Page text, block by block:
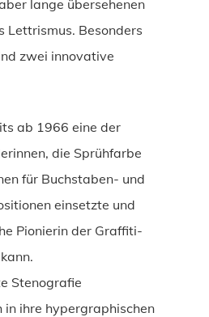
lange übersehenen
Lettrismus. Besonders
zwei innovative
ab 1966 eine der
die Sprühfarbe
für Buchstaben- und
einsetzte und
Pionierin der Graffiti-
Stenografie
in ihre hypergraphischen